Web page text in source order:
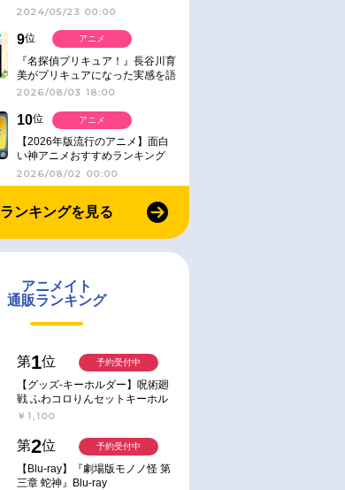
2024/05/23 00:00
9位
『名探偵プリキュア！』長谷川育
美がプリキュアになった実感を語
る【インタビュー】
2026/08/03 18:00
アニメ
10位
【2026年版流行のアニメ】面白
い神アニメおすすめランキング
【名作・話題作】｜ジャンル別人
気作品をピックアップ
2026/08/02 00:00
アニメ
ランキングを見る
アニメイト
通販ランキング
第1位
【グッズ-キーホルダー】呪術廻
戦 ふわコロりんセットキーホル
ダー【アニメイト特典付】
￥1,100
予約受付中
第2位
【Blu-ray】『劇場版モノノ怪 第
三章 蛇神』Blu-ray
予約受付中